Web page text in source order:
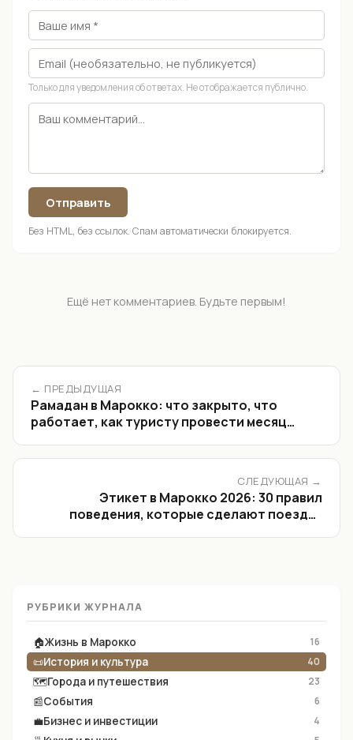
Только для уведомления об ответах. Не отображается публично.
Отправить
Без HTML, без ссылок. Спам автоматически блокируется.
Ещё нет комментариев. Будьте первым!
← ПРЕДЫДУЩАЯ
Рамадан в Марокко: что закрыто, что
работает, как туристу провести месяц
СЛЕДУЮЩАЯ →
Этикет в Марокко 2026: 30 правил
поведения, которые сделают поездку
РУБРИКИ ЖУРНАЛА
🏠Жизнь в Марокко 16
📜История и культура 40
🗺Города и путешествия 23
📰События 6
💼Бизнес и инвестиции 4